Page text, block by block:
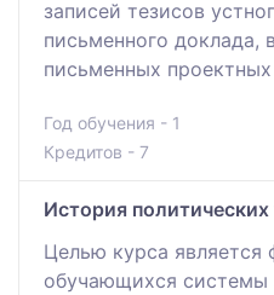
записей тезисов
письменного доклада,
письменных
Год обучения - 1
Кредитов - 7
История политических
Целью курса является
обучающихся системы